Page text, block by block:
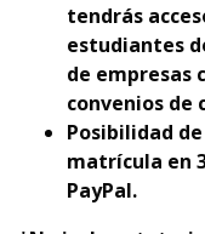
tendrás
estudiantes
de empresas
convenios de
Posibilidad
matrícula en
PayPal.